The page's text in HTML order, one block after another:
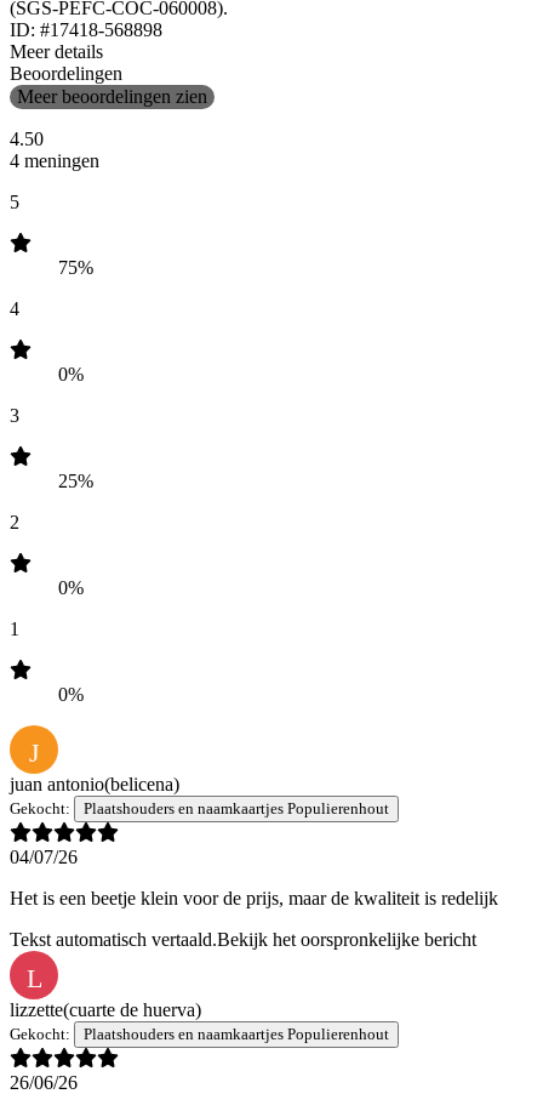
(SGS-PEFC-COC-060008).
ID: #17418-568898
Meer details
Beoordelingen
Meer beoordelingen zien
4.50
4 meningen
5
75%
4
0%
3
25%
2
0%
1
0%
J
juan antonio(belicena)
Gekocht: Plaatshouders en naamkaartjes Populierenhout
04/07/26
Het is een beetje klein voor de prijs, maar de kwaliteit is redelijk
Tekst automatisch vertaald.Bekijk het oorspronkelijke bericht
L
lizzette(cuarte de huerva)
Gekocht: Plaatshouders en naamkaartjes Populierenhout
26/06/26